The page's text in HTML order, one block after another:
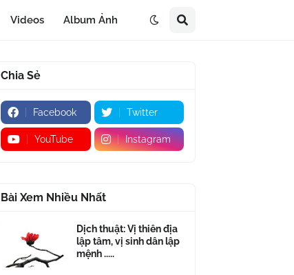
Videos Album Ảnh
Chia Sẻ
Facebook Twitter
YouTube Instagram
Bài Xem Nhiều Nhất
Dịch thuật: Vị thiên địa
lập tâm, vị sinh dân lập
mệnh .....